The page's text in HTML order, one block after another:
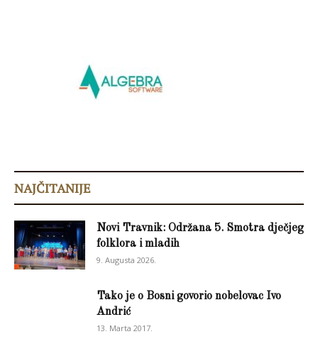
NAJČITANIJE
Novi Travnik: Održana 5. Smotra dječjeg
folklora i mladih
9. Augusta 2026.
Tako je o Bosni govorio nobelovac Ivo
Andrić
13. Marta 2017.